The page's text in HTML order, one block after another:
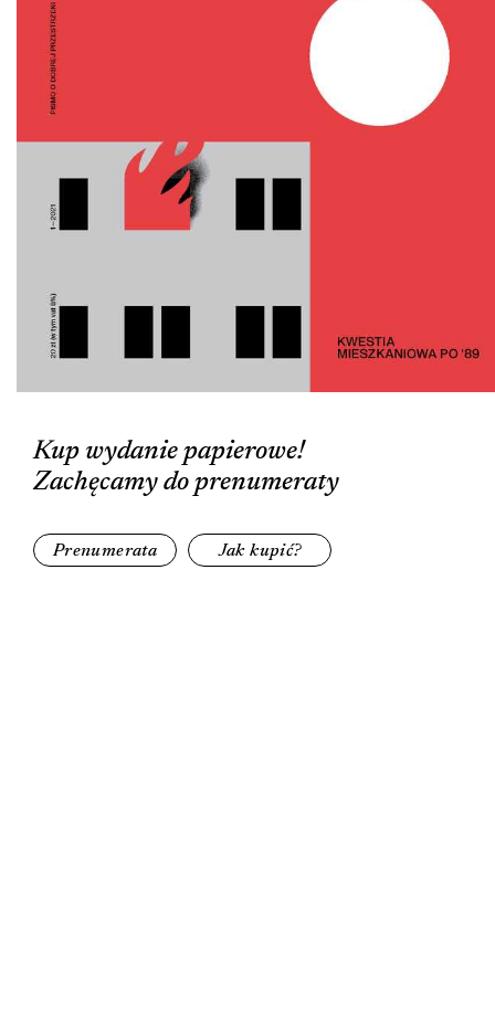
Kup wydanie papierowe!
Zachęcamy do prenumeraty
Prenumerata Jak kupić?